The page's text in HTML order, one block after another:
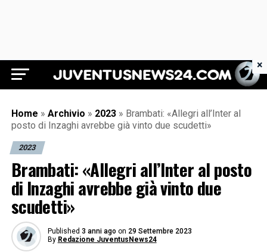
Juventus News 24
Home » Archivio » 2023 » Brambati: «Allegri all’Inter al
posto di Inzaghi avrebbe già vinto due scudetti»
2023
Brambati: «Allegri all’Inter al posto
di Inzaghi avrebbe già vinto due
scudetti»
Published 3 anni ago on 29 Settembre 2023
By Redazione JuventusNews24
×